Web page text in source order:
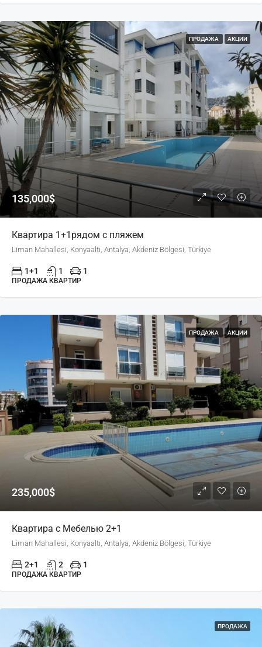
ПРОДАЖА АКЦИИ
135,000$
Квартира 1+1рядом с пляжем
Liman Mahallesi, Konyaaltı, Antalya, Akdeniz Bölgesi, Türkiye
1+1 1 1
ПРОДАЖА КВАРТИР
ПРОДАЖА АКЦИИ
235,000$
Квартира с Мебелью 2+1
Liman Mahallesi, Konyaaltı, Antalya, Akdeniz Bölgesi, Türkiye
2+1 2 1
ПРОДАЖА КВАРТИР
ПРОДАЖА